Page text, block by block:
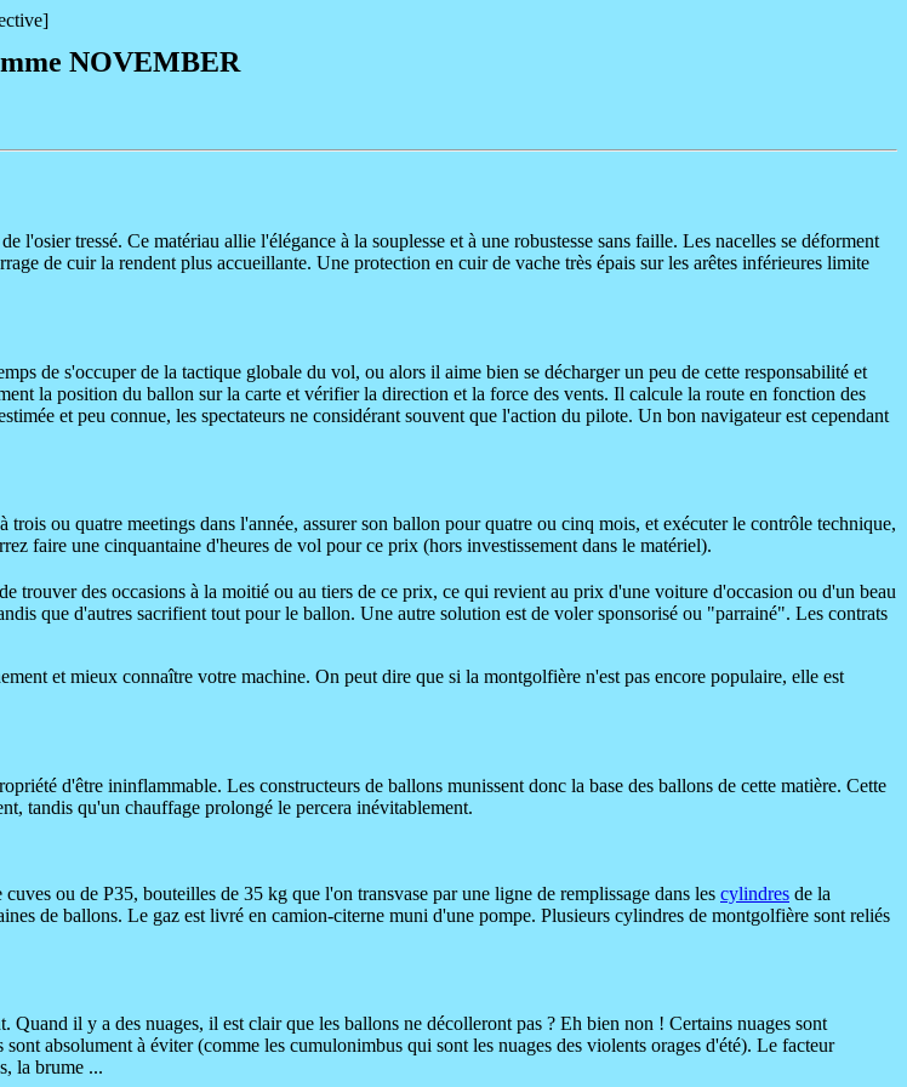
NOVEMBER
tressé. Ce matériau allie l'élégance à la souplesse et à une robustesse sans faille. Les nacelles se déforment
de cuir la rendent plus accueillante. Une protection en cuir de vache très épais sur les arêtes inférieures limite
de s'occuper de la tactique globale du vol, ou alors il aime bien se décharger un peu de cette responsabilité et
la position du ballon sur la carte et vérifier la direction et la force des vents. Il calcule la route en fonction des
et peu connue, les spectateurs ne considérant souvent que l'action du pilote. Un bon navigateur est cependant
ou quatre meetings dans l'année, assurer son ballon pour quatre ou cinq mois, et exécuter le contrôle technique,
faire une cinquantaine d'heures de vol pour ce prix (hors investissement dans le matériel).
trouver des occasions à la moitié ou au tiers de ce prix, ce qui revient au prix d'une voiture d'occasion ou d'un beau
que d'autres sacrifient tout pour le ballon. Une autre solution est de voler sponsorisé ou "parrainé". Les contrats
et mieux connaître votre machine. On peut dire que si la montgolfière n'est pas encore populaire, elle est
d'être ininflammable. Les constructeurs de ballons munissent donc la base des ballons de cette matière. Cette
tandis qu'un chauffage prolongé le percera inévitablement.
ou de P35, bouteilles de 35 kg que l'on transvase par une ligne de remplissage dans les cylindres de la
de ballons. Le gaz est livré en camion-citerne muni d'une pompe. Plusieurs cylindres de montgolfière sont reliés
il y a des nuages, il est clair que les ballons ne décolleront pas ? Eh bien non ! Certains nuages sont
absolument à éviter (comme les cumulonimbus qui sont les nuages des violents orages d'été). Le facteur
la brume ...